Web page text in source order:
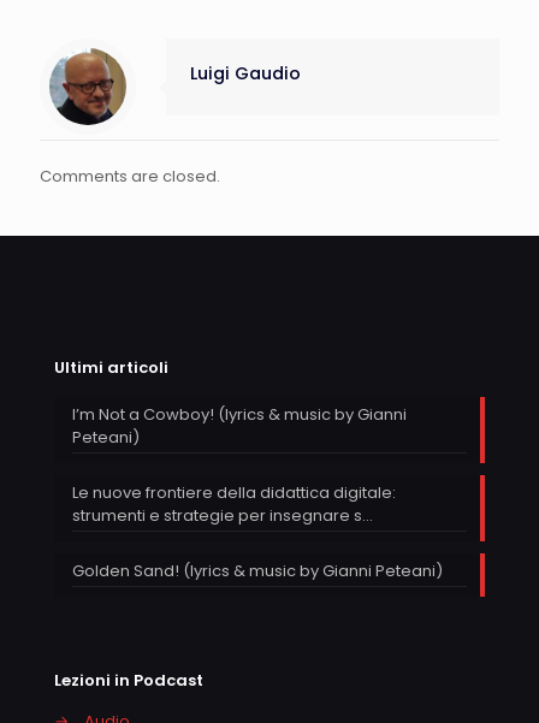
Luigi Gaudio
Comments are closed.
Ultimi articoli
I’m Not a Cowboy! (lyrics & music by Gianni
Peteani)
Le nuove frontiere della didattica digitale:
strumenti e strategie per insegnare s…
Golden Sand! (lyrics & music by Gianni Peteani)
Lezioni in Podcast